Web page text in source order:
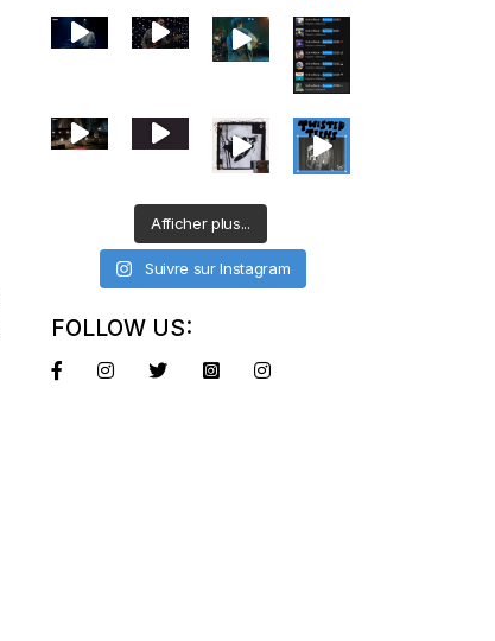
Afficher plus...
Suivre sur Instagram
FOLLOW US: